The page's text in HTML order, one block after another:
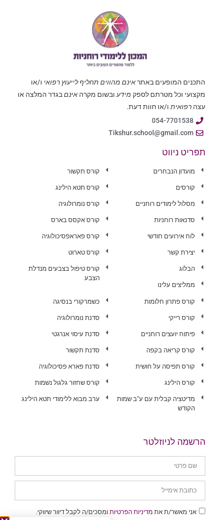
התכנים המופעים באתראינם מהווים תחליף לייעוץ רפואי ו/או
מקצועי וכל מטרתם לספק מידע ובשום מקרה אינםבגדר המלצה או
עצה רפואית ו/או חוות דעת.
054-7701538
Tikshur.school@gmail.com
תפריט ניווט
מועדון הנבחרים
קורסים
מסלול לימודים רוחניים
סדנאות רוחניות
לוח אירועים חודשי
יצירת קשר
הבלוג
ממליצים עלינו
קורס תקשור
קורס תטא הילינג
קורס נומרולוגיה
קורס אקסס בארס
קורס פאראפסיכולוגיה
קורס טארוט
קורס טיפול בצבעים מנדלת
הצבע
קורס פתרון חלומות
קורס רייקי
פיתוח יועצים רוחניים
קורס קריאה בקפה
קורס תפיסה על חושית
קורס הילינג
מדיטציה קבלית עם ע"ב שמות
הקודש
כשמרקורי בנסיגה
סדנת נומרולוגיה
סדנת עיסוי אנרגטי
סדנת תקשור
סדנת פארא פסיכולוגיה
קורס שחזור גלגול נשמות
ערב מבוא ללימודי תטא הילינג
הרשמה לניוזלטר
אני מאשר/ת את מדיניות הפרטיות ומסכים/ה לקבל דיוור שיווקי.